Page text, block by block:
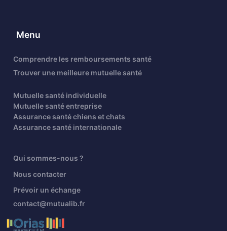
Menu
Comprendre les remboursements santé
Trouver une meilleure mutuelle santé
Mutuelle santé individuelle
Mutuelle santé entreprise
Assurance santé chiens et chats
Assurance santé internationale
Qui sommes-nous ?
Nous contacter
Prévoir un échange
contact@mutualib.fr